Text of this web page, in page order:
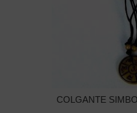
COLGANTE